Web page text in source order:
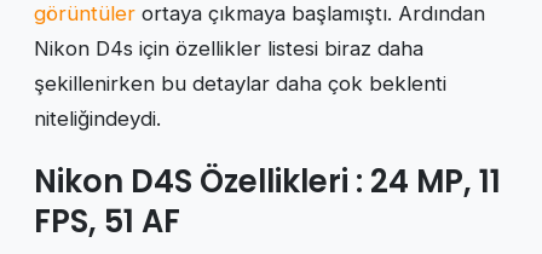
görüntüler ortaya çıkmaya başlamıştı. Ardından
Nikon D4s için özellikler listesi biraz daha
şekillenirken bu detaylar daha çok beklenti
niteliğindeydi.
Nikon D4S Özellikleri : 24 MP, 11
FPS, 51 AF